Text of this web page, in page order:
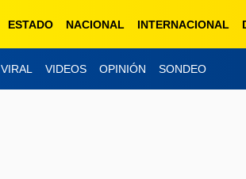
ESTADO NACIONAL INTERNACIONAL
VIRAL VIDEOS OPINIÓN SONDEO